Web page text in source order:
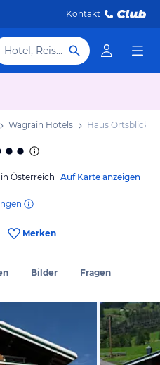
Kontakt
Hotel, Reiseziel
Wagrain Hotels Haus Ortsblick
Österreich Auf Karte anzeigen
Merken
Bilder Fragen